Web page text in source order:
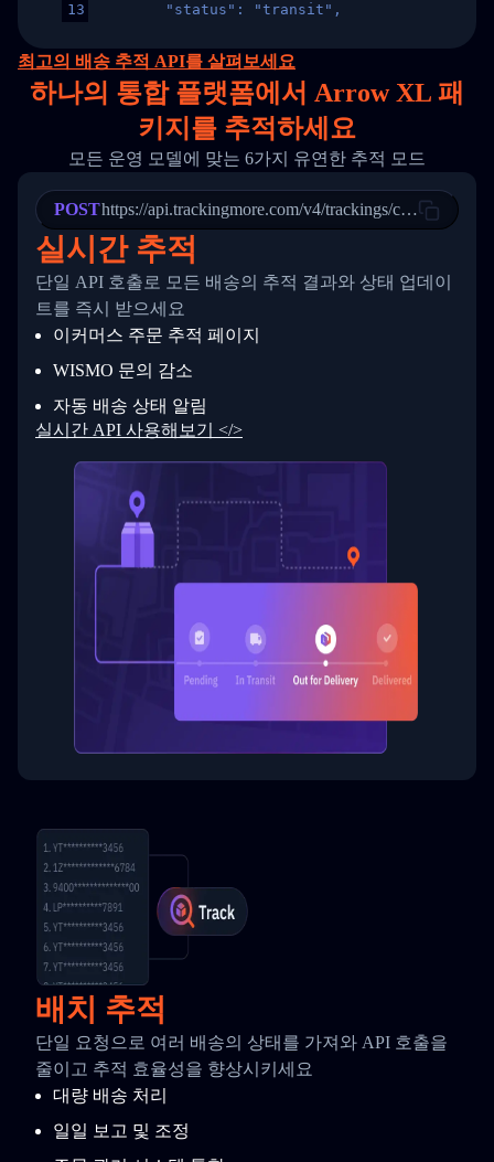
13
15
16
17
18
20
21
22
23
24
25
27
28
29
30
31
33
34
        "status": "transit",
"destination_country": "United
        "itemTimeLength": 2,
        "weblink": "",
        "phone": null,
        "trackinfo": [
          {
            "Date": "2017-03-08 04: 22: 00",
"StatusDescription": "Departed
"Details": "Departed Facility
          },
          {
            "Date": "2017-03-06 15:28:00",
"StatusDescription": "Shipment
"Details": "BEIJING-
          }
        ]
      }
  }
}
최고의 배송 추적 API를 살펴보세요
하나의 통합 플랫폼에서 Arrow XL 패
키지를 추적하세요
모든 운영 모델에 맞는 6가지 유연한 추적 모드
POSThttps://api.trackingmore.com/v4/trackings/create
실시간 추적
단일 API 호출로 모든 배송의 추적 결과와 상태 업데이
트를 즉시 받으세요
이커머스 주문 추적 페이지
WISMO 문의 감소
자동 배송 상태 알림
실시간 API 사용해보기 </>
배치 추적
단일 요청으로 여러 배송의 상태를 가져와 API 호출을
줄이고 추적 효율성을 향상시키세요
대량 배송 처리
일일 보고 및 조정